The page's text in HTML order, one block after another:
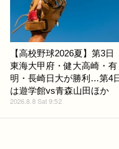
【高校野球2026夏】第3日
東海大甲府・健大高崎・有
明・長崎日大が勝利…第4
は遊学館vs青森山田ほか
2026.8.8 Sat 9:52